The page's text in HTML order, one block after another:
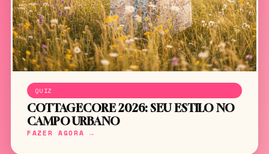
QUIZ
COTTAGECORE 2026: SEU ESTILO NO
CAMPO URBANO
FAZER AGORA →